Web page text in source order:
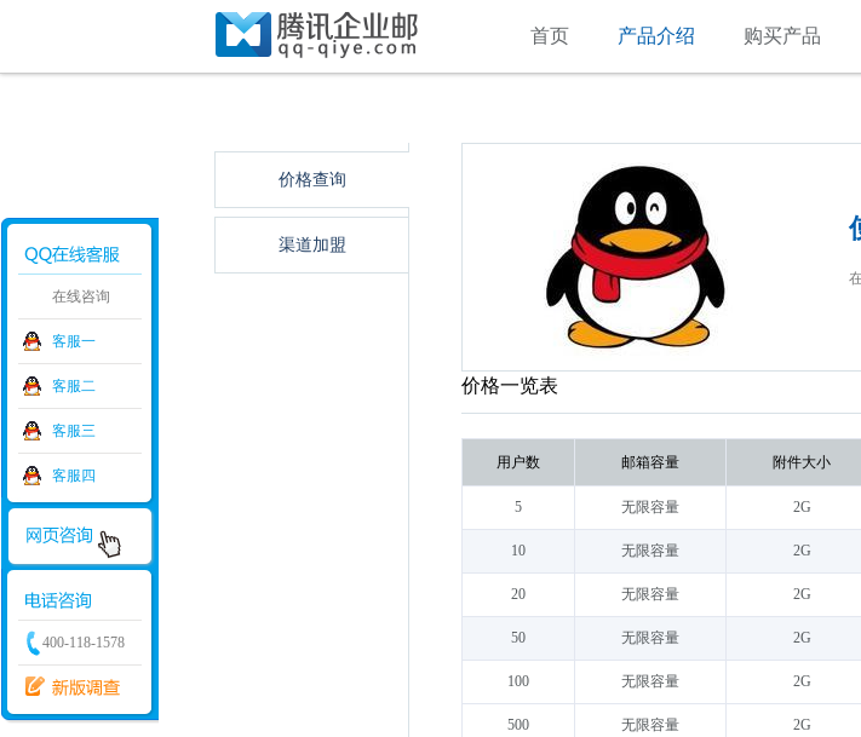
首页 产品介绍 购买产品
价格查询
渠道加盟
价格一览表
用户数 邮箱容量 附件大小
5 无限容量 2G
10 无限容量 2G
20 无限容量 2G
50 无限容量 2G
100 无限容量 2G
500 无限容量 2G
在线咨询
客服一
客服二
客服三
客服四
400-118-1578